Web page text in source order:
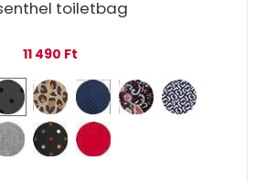
toiletbag
11 490 Ft